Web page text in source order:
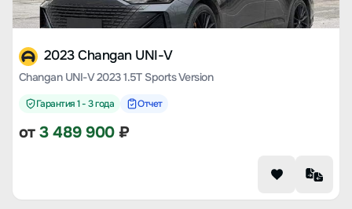
2023 Changan UNI-V
Changan UNI-V 2023 1.5T Sports Version
Гарантия 1 - 3 года Отчет
от3 489 900₽